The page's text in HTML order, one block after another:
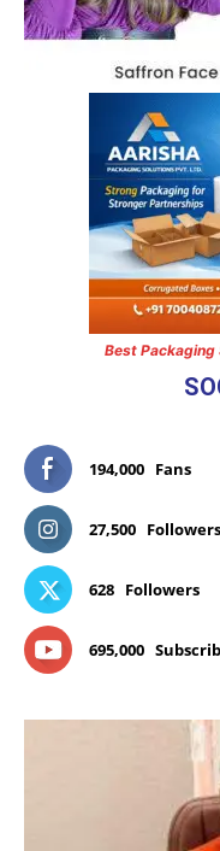
Best Packaging
194,000 Fans
27,500 Followers
628 Followers
695,000